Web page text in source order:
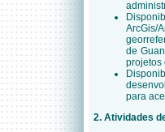
ArcGis/
de
projetos
para
2. Atividades